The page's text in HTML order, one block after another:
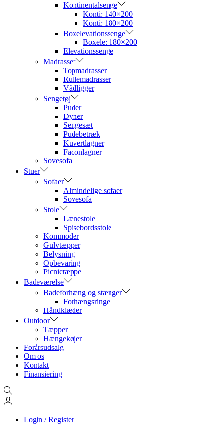
Kontinentalsenge
Konti: 140×200
Konti: 180×200
Boxelevationssenge
Boxele: 180×200
Elevationssenge
Madrasser
Topmadrasser
Rullemadrasser
Vådligger
Sengetøj
Puder
Dyner
Sengesæt
Pudebetræk
Kuvertlagner
Faconlagner
Sovesofa
Stuer
Sofaer
Almindelige sofaer
Sovesofa
Stole
Lænestole
Spisebordsstole
Kommoder
Gulvtæpper
Belysning
Opbevaring
Picnictæppe
Badeværelse
Badeforhæng og stænger
Forhængsringe
Håndklæder
Outdoor
Tæpper
Hængekøjer
Forårsudsalg
Om os
Kontakt
Finansiering
Login / Register